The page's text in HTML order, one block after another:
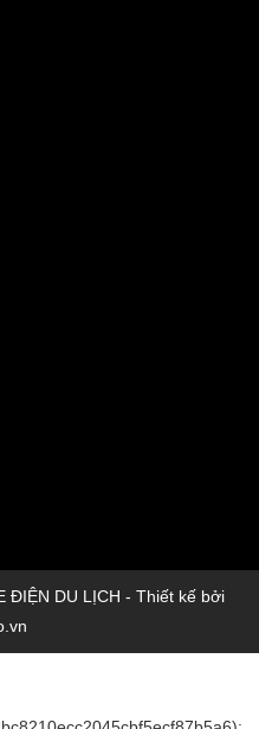
ĐIỆN DU LỊCH - Thiết kế bởi